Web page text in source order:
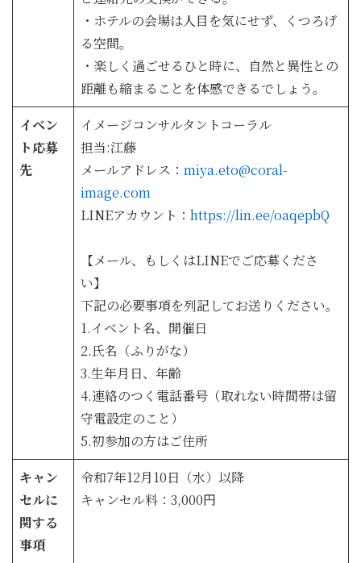
・ホテルの会場は人目を気にせず、くつろげ
る空間。
・楽しく過ごせるひと時に、自然と異性との
距離も縮まることを体感できるでしょう。
イベン
ト応募
先
イメージコンサルタントコーラル
担当:江藤
メールアドレス： miya.eto@coral-
image.com
LINEアカウント： https://lin.ee/oaqepbQ
【メール、もしくはLINEでご応募くださ
い】
下記の必要事項を列記してお送りください。
1.イベント名、開催日
2.氏名（ふりがな）
3.生年月日、年齢
4.連絡のつく電話番号（取れない時間帯は留
守電設定のこと）
5.初参加の方はご住所
キャン
セルに
関する
事項
令和7年12月10日（水）以降
キャンセル料：3,000円